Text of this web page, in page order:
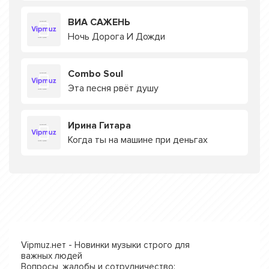
ВИА САЖЕНЬ
Ночь Дорога И Дожди
Combo Soul
Эта песня рвёт душу
Ирина Гитара
Когда ты на машине при деньгах
Vipmuz.нет - Новинки музыки строго для
важных людей
Вопросы, жалобы и сотрудничество: